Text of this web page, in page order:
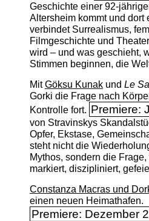
Geschichte einer 92-
Altersheim kommt und dort
verbindet Surrealismus,
Filmgeschichte und
wird – und was geschieht,
Stimmen beginnen, die
MitGöksu Kunakund Le
Gorki die Frage nach
Kontrolle fort. Premiere:
von Stravinskys
Opfer, Ekstase,
steht nicht die
Mythos, sondern die
markiert, diszipliniert,
Constanza Macras und
einen neuen Heimathafen.
Premiere: Dezember